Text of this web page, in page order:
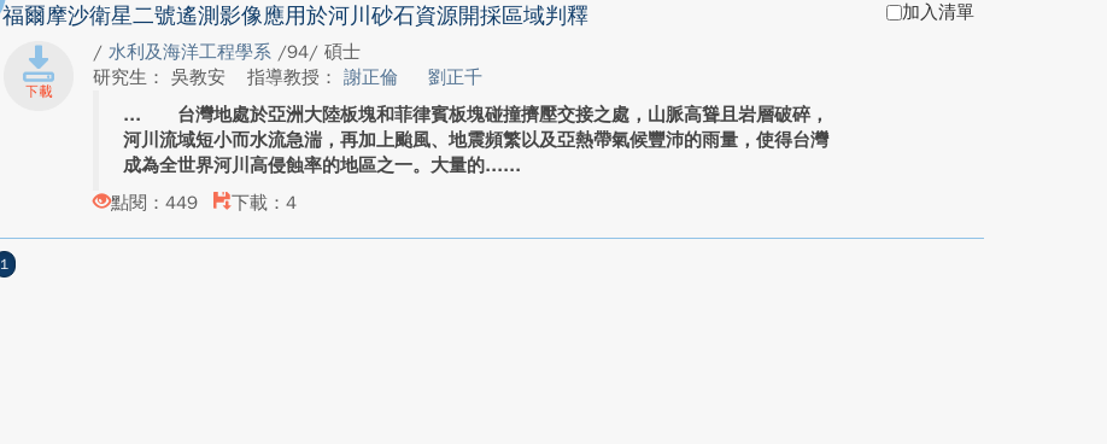
福爾摩沙衛星二號遙測影像應用於河川砂石資源開採區域判釋
/ 水利及海洋工程學系 /94/ 碩士
研究生： 吳教安
指導教授： 謝正倫
劉正千
台灣地處於亞洲大陸板塊和菲律賓板塊碰撞擠壓交接之處，山脈高聳且岩層破碎，
河川流域短小而水流急湍，再加上颱風、地震頻繁以及亞熱帶氣候豐沛的雨量，使得台灣
成為全世界河川高侵蝕率的地區之一。大量的...
點閱：449
下載：4
加入清單
1